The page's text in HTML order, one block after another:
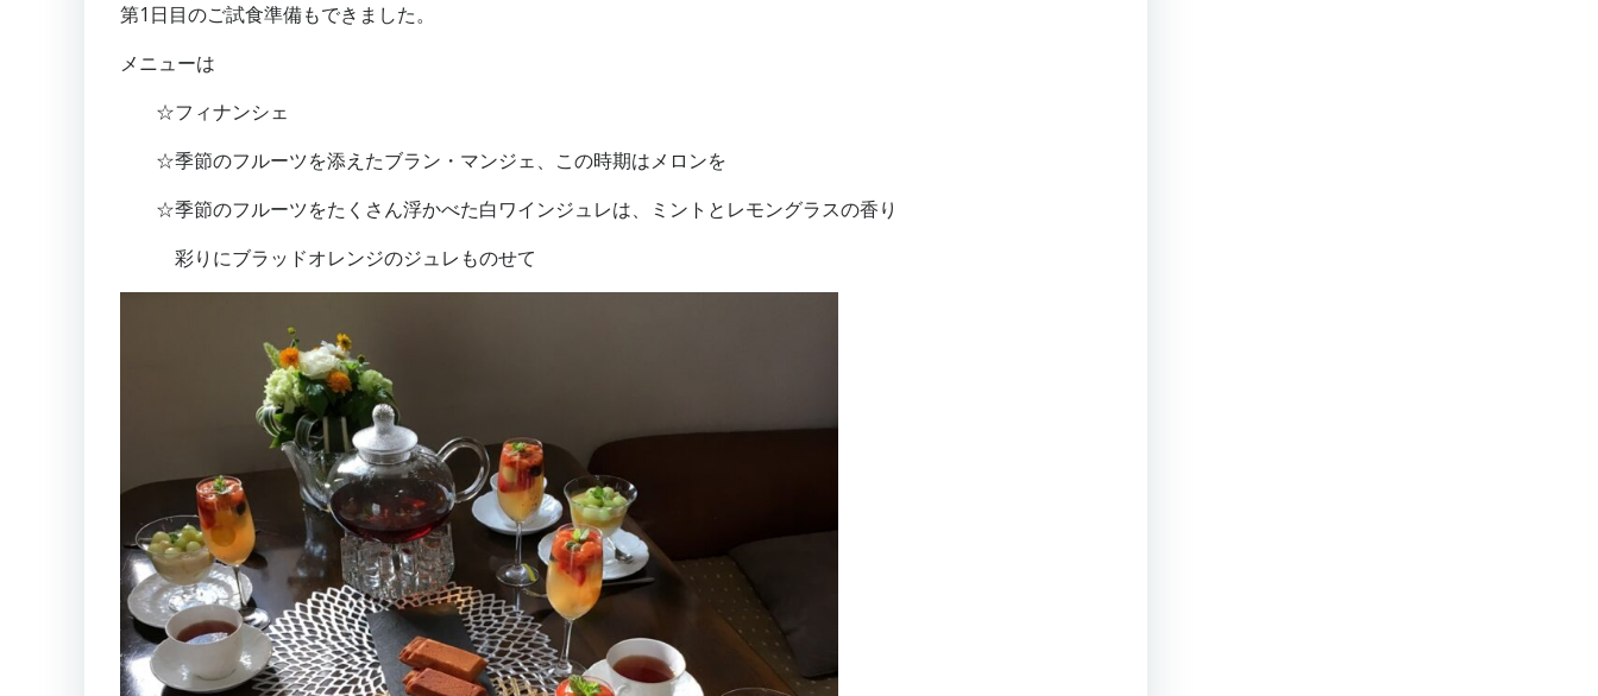
第1日目のご試食準備もできました。
メニューは
☆フィナンシェ
☆季節のフルーツを添えたブラン・マンジェ、この時期はメロンを
☆季節のフルーツをたくさん浮かべた白ワインジュレは、ミントとレモングラスの香り
彩りにブラッドオレンジのジュレものせて